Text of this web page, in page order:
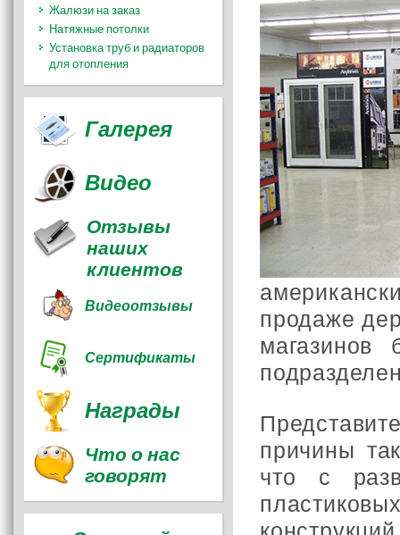
продаже
магазинов
причины
что с
Жалюзи на заказ
Натяжные потолки
Установка труб и радиаторов
для отопления
Галерея
Видео
Отзывы
наших
клиентов
Видеоотзывы
Сертификаты
Награды
Что о нас
говорят